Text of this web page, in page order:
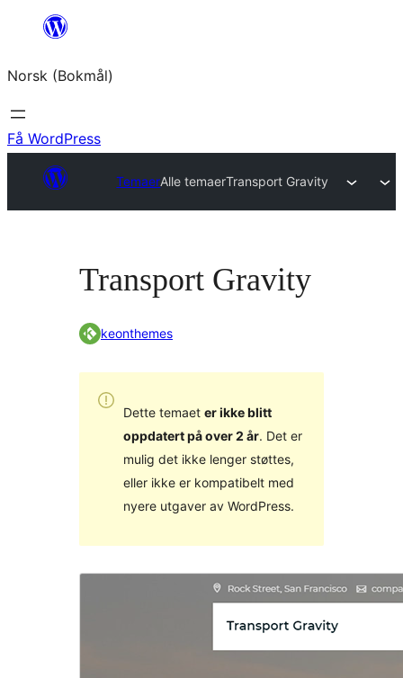
Hopp
innhold
Norsk (Bokmål)
Få WordPress
TemaerAlle temaerTransport Gravity
Transport Gravity
keonthemes
Dette temaet er ikke blitt
oppdatert på over 2 år. Det er
mulig det ikke lenger støttes,
eller ikke er kompatibelt med
nyere utgaver av WordPress.